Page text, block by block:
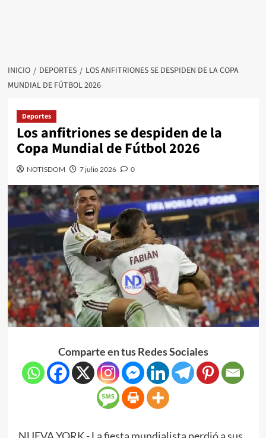
INICIO DEPORTES
LOS ANFITRIONES SE DESPIDEN DE LA COPA
MUNDIAL DE FÚTBOL 2026
Deportes
Los anfitriones se despiden de la
Copa Mundial de Fútbol 2026
NOTISDOM 7 julio 2026 0
Comparte en tus Redes Sociales
NUEVA YORK.- La fiesta mundialista perdió a sus